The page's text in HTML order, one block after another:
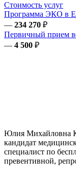
Стоимость услуг
Программа ЭКО в
— 234 270 ₽
Первичный прием
— 4 500 ₽
Юлия Михайловна
кандидат
специалист по
превентивной,